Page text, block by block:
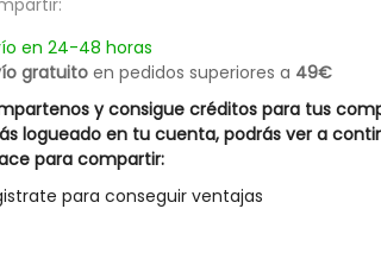
en 24-48 horas
gratuito en pedidos superiores a 49€
y consigue créditos para tus
logueado en tu cuenta, podrás ver a
para compartir:
para conseguir ventajas